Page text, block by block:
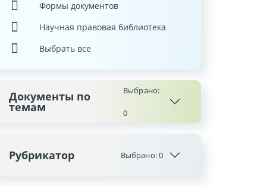
Формы документов
Научная правовая библиотека
Выбрать все
Документы по
темам
Выбрано:
0
Рубрикатор Выбрано:0